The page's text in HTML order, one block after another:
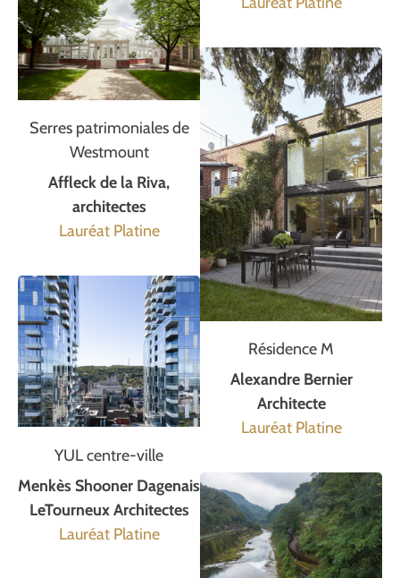
Serres patrimoniales de
Westmount
Affleck de la Riva,
architectes
Lauréat Platine
YUL centre-ville
Menkès Shooner Dagenais
LeTourneux Architectes
Lauréat Platine
Résidence M
Alexandre Bernier
Architecte
Lauréat Platine